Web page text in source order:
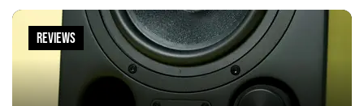
REVIEWS